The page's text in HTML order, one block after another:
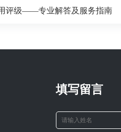
评级——专业解答及服务指南
填写留言